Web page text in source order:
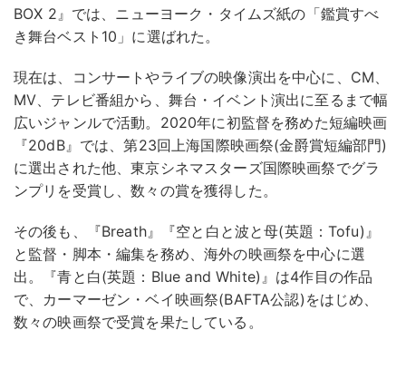
BOX 2』では、ニューヨーク・タイムズ紙の「鑑賞すべ
き舞台ベスト10」に選ばれた。
現在は、コンサートやライブの映像演出を中心に、CM、
MV、テレビ番組から、舞台・イベント演出に至るまで幅
広いジャンルで活動。2020年に初監督を務めた短編映画
『20dB』では、第23回上海国際映画祭(金爵賞短編部門)
に選出された他、東京シネマスターズ国際映画祭でグラ
ンプリを受賞し、数々の賞を獲得した。
その後も、『Breath』『空と白と波と母(英題：Tofu)』
と監督・脚本・編集を務め、海外の映画祭を中心に選
出。『青と白(英題：Blue and White)』は4作目の作品
で、カーマーゼン・ベイ映画祭(BAFTA公認)をはじめ、
数々の映画祭で受賞を果たしている。